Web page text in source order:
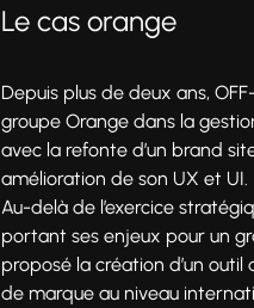
Le cas orange
Depuis plus de deux ans,
groupe Orange dans la
avec la refonte d’un brand
amélioration de son UX et UI.
Au-delà de l’exercice
portant ses enjeux pour un
proposé la création d’un
de marque au niveau